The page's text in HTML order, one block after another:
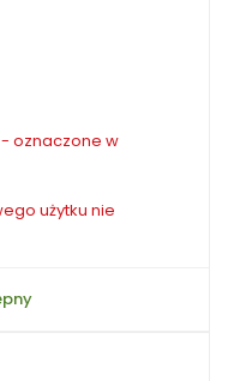
oznaczone w
użytku nie